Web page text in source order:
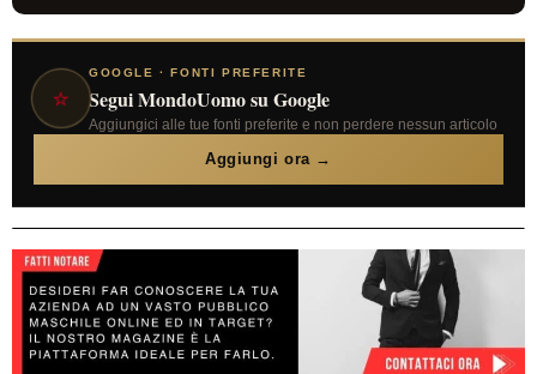
⭐
GOOGLE · FONTI PREFERITE
Segui MondoUomo su Google
Aggiungici alle tue fonti preferite e non perdere nessun articolo
Aggiungi ora →